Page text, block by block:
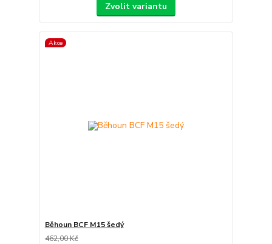
Zvolit variantu
Akce
Běhoun BCF M15 šedý
462,00 Kč